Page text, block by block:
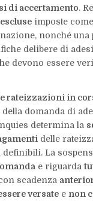
di accertamento.
escluse imposte
nonché una
delibere di
devono essere
rateizzazioni in
domanda di
determina la
delle
La
e riguarda
scadenza
versate e non